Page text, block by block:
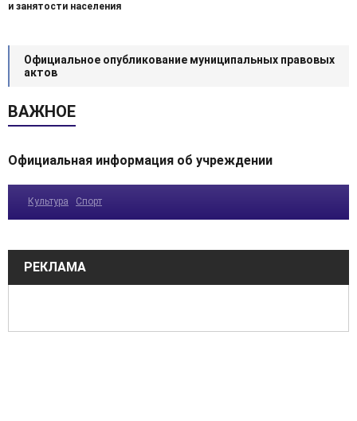
и занятости населения
Официальное опубликование муниципальных правовых
актов
ВАЖНОЕ
Официальная информация об учреждении
Культура Спорт
РЕКЛАМА